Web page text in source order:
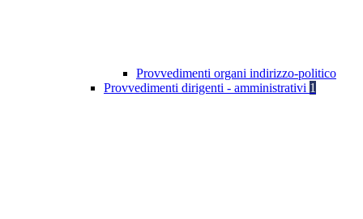
Provvedimenti organi indirizzo-politico
Provvedimenti dirigenti - amministrativi 1